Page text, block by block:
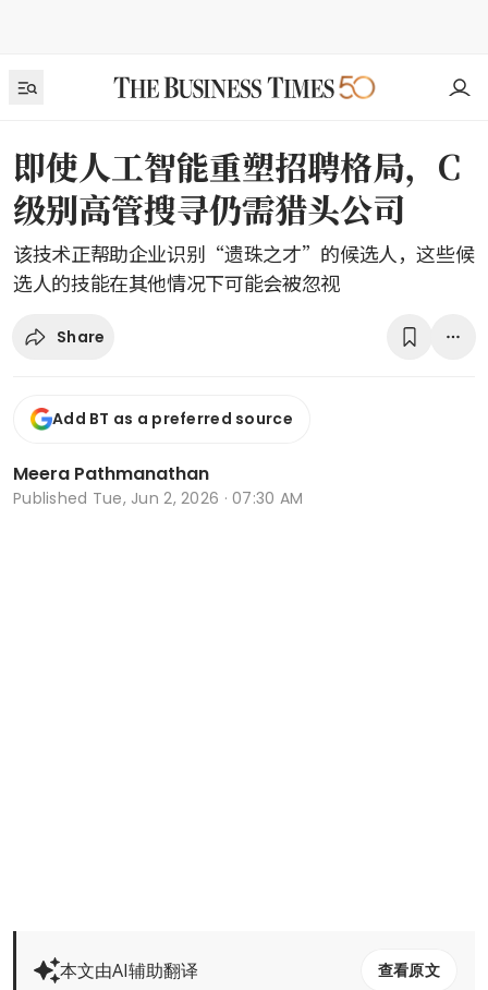
即使人工智能重塑招聘格局，C
级别高管搜寻仍需猎头公司
该技术正帮助企业识别“遗珠之才”的候选人，这些候
选人的技能在其他情况下可能会被忽视
Share
Add BT as a preferred source
Meera Pathmanathan
Published Tue, Jun 2, 2026 · 07:30 AM
本文由AI辅助翻译 查看原文